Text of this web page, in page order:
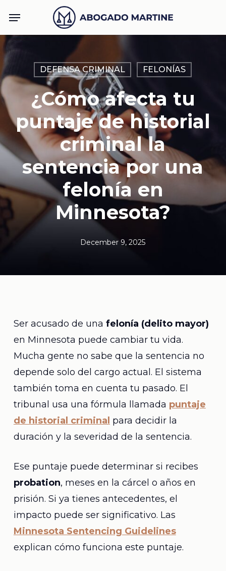
main
content
Menu
DEFENSA CRIMINAL FELONÍAS
¿Cómo afecta tu
puntaje de historial
criminal la
sentencia por una
felonía en
Minnesota?
December 9, 2025
Ser acusado de una felonía (delito mayor)
en Minnesota puede cambiar tu vida.
Mucha gente no sabe que la sentencia no
depende solo del cargo actual. El sistema
también toma en cuenta tu pasado. El
tribunal usa una fórmula llamada puntaje
de historial criminal para decidir la
duración y la severidad de la sentencia.
Ese puntaje puede determinar si recibes
probation, meses en la cárcel o años en
prisión. Si ya tienes antecedentes, el
impacto puede ser significativo. Las
Minnesota Sentencing Guidelines
explican cómo funciona este puntaje.